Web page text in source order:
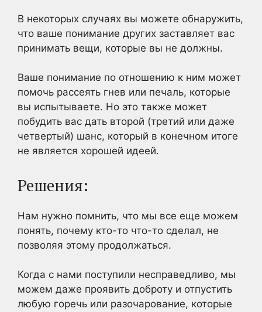
В некоторых случаях вы можете обнаружить,
что ваше понимание других заставляет вас
принимать вещи, которые вы не должны.
Ваше понимание по отношению к ним может
помочь рассеять гнев или печаль, которые
вы испытываете. Но это также может
побудить вас дать второй (третий или даже
четвертый) шанс, который в конечном итоге
не является хорошей идеей.
Решения:
Нам нужно помнить, что мы все еще можем
понять, почему кто-то что-то сделал, не
позволяя этому продолжаться.
Когда с нами поступили несправедливо, мы
можем даже проявить доброту и отпустить
любую горечь или разочарование, которые